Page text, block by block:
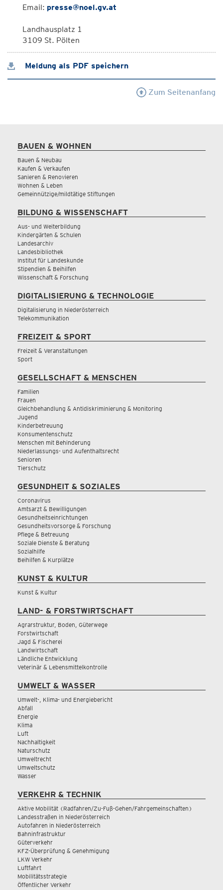
Email: presse@noel.gv.at
Landhausplatz 1
3109 St. Pölten
Meldung als PDF speichern
Zum Seitenanfang
BAUEN & WOHNEN
Bauen & Neubau
Kaufen & Verkaufen
Sanieren & Renovieren
Wohnen & Leben
Gemeinnützige/mildtätige Stiftungen
BILDUNG & WISSENSCHAFT
Aus- und Weiterbildung
Kindergärten & Schulen
Landesarchiv
Landesbibliothek
Institut für Landeskunde
Stipendien & Beihilfen
Wissenschaft & Forschung
DIGITALISIERUNG & TECHNOLOGIE
Digitalisierung in Niederösterreich
Telekommunikation
FREIZEIT & SPORT
Freizeit & Veranstaltungen
Sport
GESELLSCHAFT & MENSCHEN
Familien
Frauen
Gleichbehandlung & Antidiskriminierung & Monitoring
Jugend
Kinderbetreuung
Konsumentenschutz
Menschen mit Behinderung
Niederlassungs- und Aufenthaltsrecht
Senioren
Tierschutz
GESUNDHEIT & SOZIALES
Coronavirus
Amtsarzt & Bewilligungen
Gesundheitseinrichtungen
Gesundheitsvorsorge & Forschung
Pflege & Betreuung
Soziale Dienste & Beratung
Sozialhilfe
Beihilfen & Kurplätze
KUNST & KULTUR
Kunst & Kultur
LAND- & FORSTWIRTSCHAFT
Agrarstruktur, Boden, Güterwege
Forstwirtschaft
Jagd & Fischerei
Landwirtschaft
Ländliche Entwicklung
Veterinär & Lebensmittelkontrolle
UMWELT & WASSER
Umwelt-, Klima- und Energiebericht
Abfall
Energie
Klima
Luft
Nachhaltigkeit
Naturschutz
Umweltrecht
Umweltschutz
Wasser
VERKEHR & TECHNIK
Aktive Mobilität (Radfahren/Zu-Fuß-Gehen/Fahrgemeinschaften)
Landesstraßen in Niederösterreich
Autofahren in Niederösterreich
Bahninfrastruktur
Güterverkehr
KFZ-Überprüfung & Genehmigung
LKW Verkehr
Luftfahrt
Mobilitätsstrategie
Öffentlicher Verkehr